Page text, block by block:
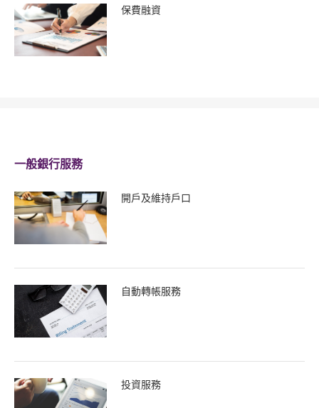
保費融資
一般銀行服務
開戶及維持戶口
自動轉帳服務
投資服務